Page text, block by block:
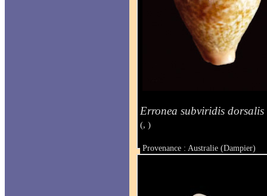
Erronea subviridis dorsalis
(, )
Provenance : Australie (Dampier)
Taille : 37 mm